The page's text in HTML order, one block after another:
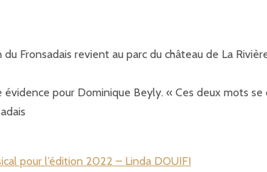
Fronsadais revient au parc du château de La
pour Dominique Beyly. « Ces deux mots